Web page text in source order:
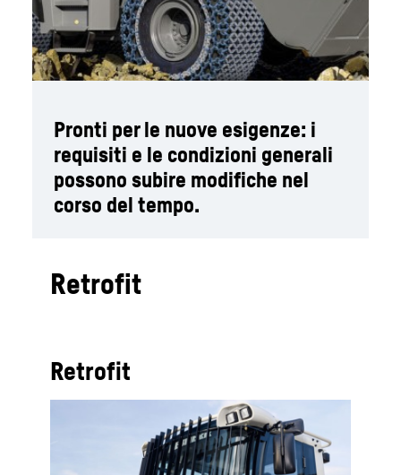
Pronti per le nuove esigenze: i
requisiti e le condizioni generali
possono subire modifiche nel
corso del tempo.
Retrofit
Retrofit